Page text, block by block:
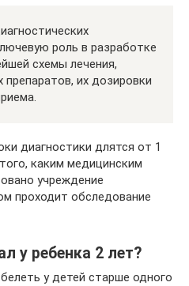
роль в разработке
схемы лечения,
их дозировки
диагностики длятся от 1
каким медицинским
учреждение
проходит обследование
у ребенка 2 лет?
у детей старше одного